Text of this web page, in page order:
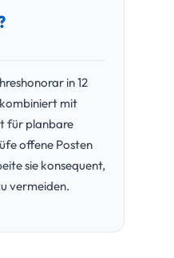
in 12
mit
für planbare
offene Posten
sie konsequent,
vermeiden.